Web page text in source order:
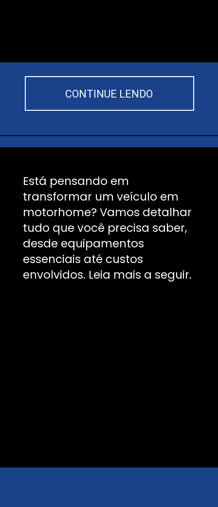
CONTINUE LENDO
Está pensando em
transformar um veículo em
motorhome? Vamos detalhar
tudo que você precisa saber,
desde equipamentos
essenciais até custos
envolvidos. Leia mais a seguir.